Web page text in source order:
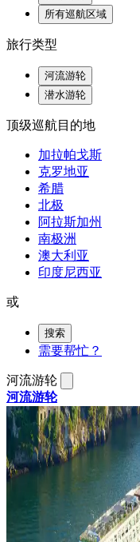
所有巡航区域
旅行类型
河流游轮
潜水游轮
顶级巡航目的地
加拉帕戈斯
克罗地亚
希腊
北极
阿拉斯加州
南极洲
澳大利亚
印度尼西亚
或
搜索
需要帮忙？
河流游轮
河流游轮